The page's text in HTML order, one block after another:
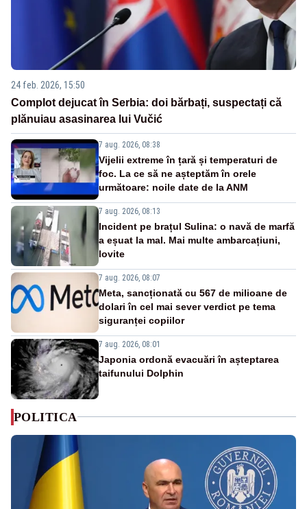
24 feb. 2026, 15:50
Complot dejucat în Serbia: doi bărbați, suspectați că
plănuiau asasinarea lui Vučić
7 aug. 2026, 08:38
Vijelii extreme în țară și temperaturi de
foc. La ce să ne așteptăm în orele
următoare: noile date de la ANM
7 aug. 2026, 08:13
Incident pe brațul Sulina: o navă de marfă
a eșuat la mal. Mai multe ambarcațiuni,
lovite
7 aug. 2026, 08:07
Meta, sancționată cu 567 de milioane de
dolari în cel mai sever verdict pe tema
siguranței copiilor
7 aug. 2026, 08:01
Japonia ordonă evacuări în așteptarea
taifunului Dolphin
POLITICA